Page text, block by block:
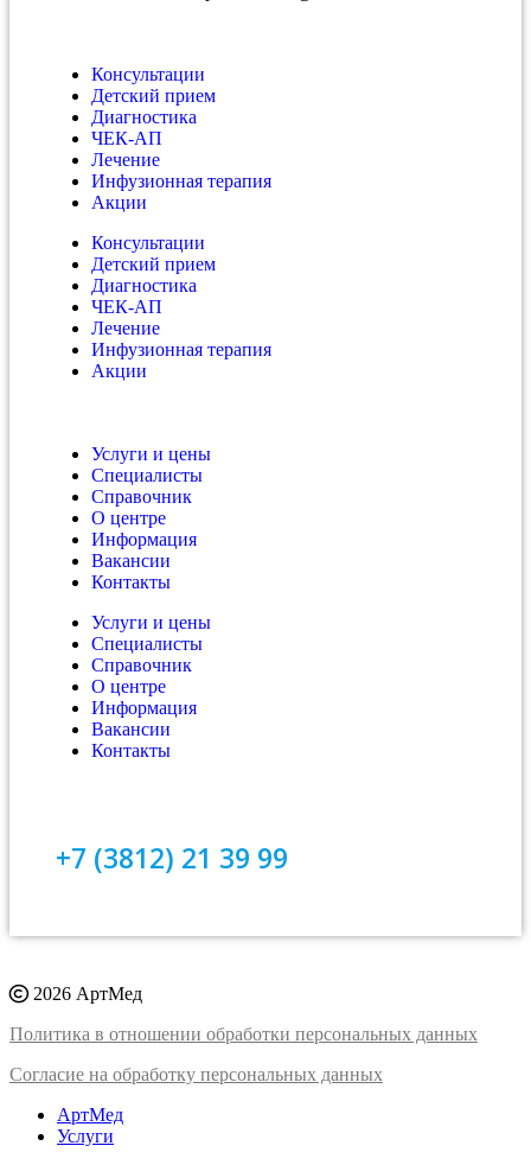
Консультации
Детский прием
Диагностика
ЧЕК-АП
Лечение
Инфузионная терапия
Акции
Консультации
Детский прием
Диагностика
ЧЕК-АП
Лечение
Инфузионная терапия
Акции
Услуги и цены
Специалисты
Справочник
О центре
Информация
Вакансии
Контакты
Услуги и цены
Специалисты
Справочник
О центре
Информация
Вакансии
Контакты
+7 (3812) 21 39 99
2026 АртМед
Политика в отношении обработки персональных данных
Согласие на обработку персональных данных
АртМед
Услуги